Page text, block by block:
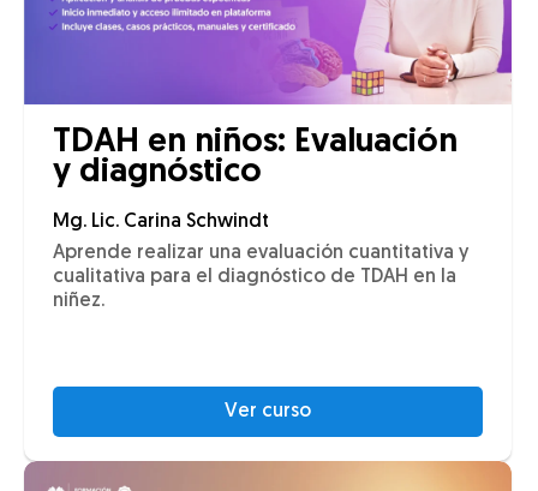
TDAH en niños: Evaluación
y diagnóstico
Mg. Lic. Carina Schwindt
Aprende realizar una evaluación cuantitativa y
cualitativa para el diagnóstico de TDAH en la
niñez.
Ver curso